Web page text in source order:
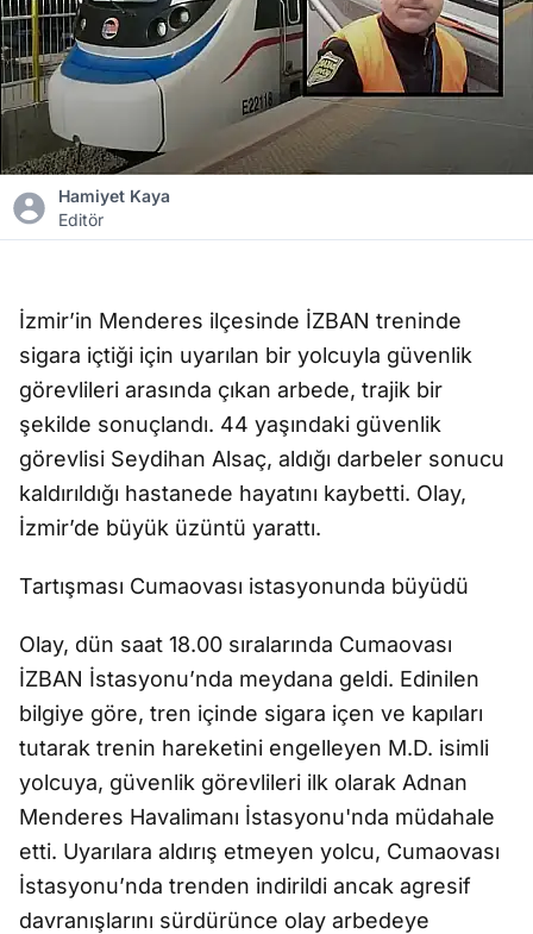
Hamiyet Kaya
Editör
İzmir’in Menderes ilçesinde İZBAN treninde
sigara içtiği için uyarılan bir yolcuyla güvenlik
görevlileri arasında çıkan arbede, trajik bir
şekilde sonuçlandı. 44 yaşındaki güvenlik
görevlisi Seydihan Alsaç, aldığı darbeler sonucu
kaldırıldığı hastanede hayatını kaybetti. Olay,
İzmir’de büyük üzüntü yarattı.
Tartışması Cumaovası istasyonunda büyüdü
Olay, dün saat 18.00 sıralarında Cumaovası
İZBAN İstasyonu’nda meydana geldi. Edinilen
bilgiye göre, tren içinde sigara içen ve kapıları
tutarak trenin hareketini engelleyen M.D. isimli
yolcuya, güvenlik görevlileri ilk olarak Adnan
Menderes Havalimanı İstasyonu'nda müdahale
etti. Uyarılara aldırış etmeyen yolcu, Cumaovası
İstasyonu’nda trenden indirildi ancak agresif
davranışlarını sürdürünce olay arbedeye